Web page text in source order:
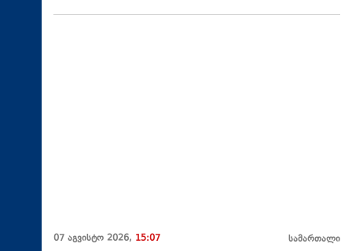
07 აგვისტო 2026, 15:07 სამართალი